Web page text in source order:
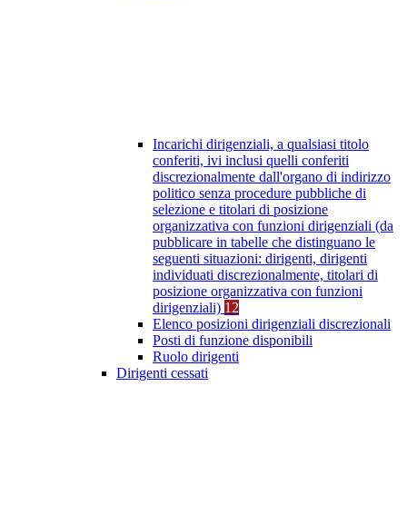
Incarichi dirigenziali, a qualsiasi titolo
conferiti, ivi inclusi quelli conferiti
discrezionalmente dall'organo di indirizzo
politico senza procedure pubbliche di
selezione e titolari di posizione
organizzativa con funzioni dirigenziali (da
pubblicare in tabelle che distinguano le
seguenti situazioni: dirigenti, dirigenti
individuati discrezionalmente, titolari di
posizione organizzativa con funzioni
dirigenziali) 12
Elenco posizioni dirigenziali discrezionali
Posti di funzione disponibili
Ruolo dirigenti
Dirigenti cessati